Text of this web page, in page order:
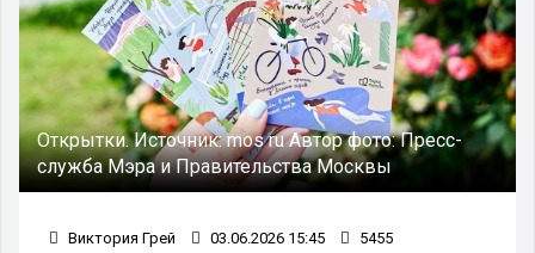
Открытки.Источник:mos ruАвтор фото:Пресс-
служба Мэра и Правительства Москвы
Виктория Грей 03.06.2026 15:45 5455